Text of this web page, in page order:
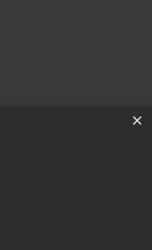
×